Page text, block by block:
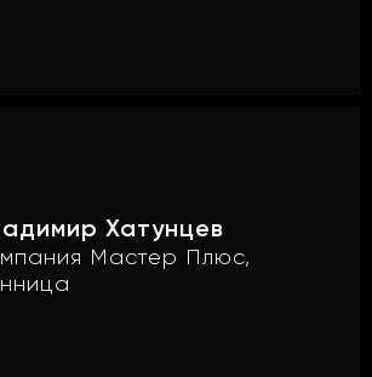
Хатунцев
Мастер Плюс,